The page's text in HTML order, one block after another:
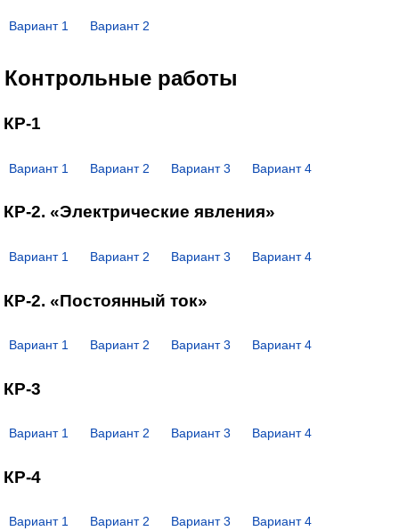
Вариант 1 Вариант 2
Контрольные работы
КР-1
Вариант 1 Вариант 2 Вариант 3 Вариант 4
КР-2. «Электрические явления»
Вариант 1 Вариант 2 Вариант 3 Вариант 4
КР-2. «Постоянный ток»
Вариант 1 Вариант 2 Вариант 3 Вариант 4
КР-3
Вариант 1 Вариант 2 Вариант 3 Вариант 4
КР-4
Вариант 1 Вариант 2 Вариант 3 Вариант 4